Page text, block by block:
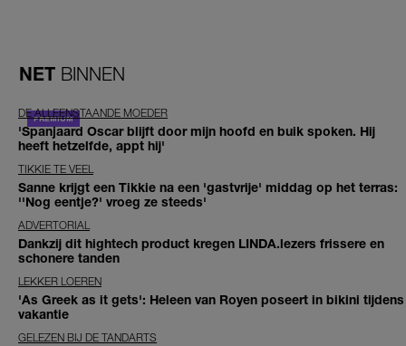
NET BINNEN
DE ALLEENSTAANDE MOEDER
'Spanjaard Oscar blijft door mijn hoofd en buik spoken. Hij
heeft hetzelfde, appt hij'
TIKKIE TE VEEL
Sanne krijgt een Tikkie na een 'gastvrije' middag op het terras:
''Nog eentje?' vroeg ze steeds'
ADVERTORIAL
Dankzij dit hightech product kregen LINDA.lezers frissere en
schonere tanden
LEKKER LOEREN
'As Greek as it gets': Heleen van Royen poseert in bikini tijdens
vakantie
GELEZEN BIJ DE TANDARTS